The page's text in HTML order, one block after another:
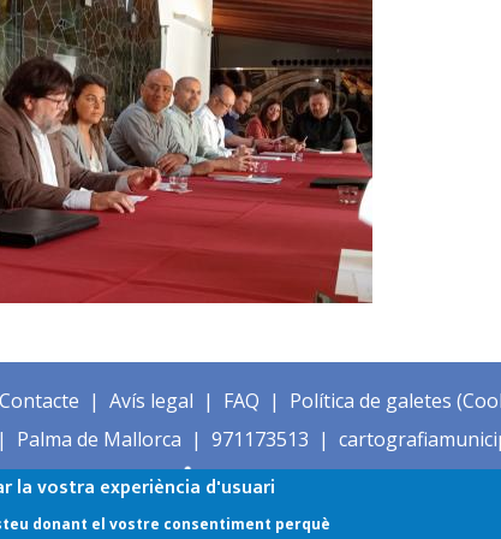
Avís legal FAQ
Política de galetes
Palma de Mallorca
971173513
la vostra experiència d'usuari
donant el vostre consentiment perquè